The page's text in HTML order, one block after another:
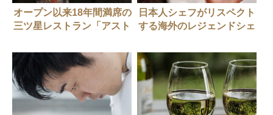
オープン以来18年間満席の
三ツ星レストラン「アスト
の未来
日本人シェフがリスペクト
する海外のレジェンドシェ